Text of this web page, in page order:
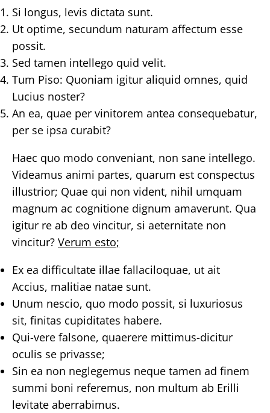
Si longus, levis dictata sunt.
Ut optime, secundum naturam affectum esse
possit.
Sed tamen intellego quid velit.
Tum Piso: Quoniam igitur aliquid omnes, quid
Lucius noster?
An ea, quae per vinitorem antea consequebatur,
per se ipsa curabit?
Haec quo modo conveniant, non sane intellego.
Videamus animi partes, quarum est conspectus
illustrior; Quae qui non vident, nihil umquam
magnum ac cognitione dignum amaverunt. Qua
igitur re ab deo vincitur, si aeternitate non
vincitur? Verum esto;
Ex ea difficultate illae fallaciloquae, ut ait
Accius, malitiae natae sunt.
Unum nescio, quo modo possit, si luxuriosus
sit, finitas cupiditates habere.
Qui-vere falsone, quaerere mittimus-dicitur
oculis se privasse;
Sin ea non neglegemus neque tamen ad finem
summi boni referemus, non multum ab Erilli
levitate aberrabimus.